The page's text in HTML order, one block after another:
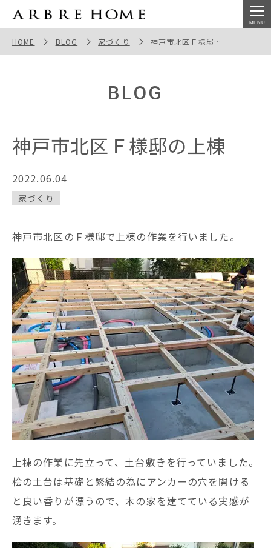
神戸市北区Ｆ様邸の上棟
HOME BLOG 家づくり 神戸市北区Ｆ様邸の上棟
BLOG
神戸市北区Ｆ様邸の上棟
2022.06.04
家づくり
神戸市北区のＦ様邸で上棟の作業を行いました。
上棟の作業に先立って、土台敷きを行っていました。
桧の土台は基礎と緊結の為にアンカーの穴を開ける
と良い香りが漂うので、木の家を建てている実感が
湧きます。